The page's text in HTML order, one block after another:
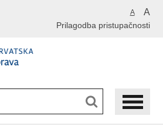
A A
Prilagodba pristupačnosti